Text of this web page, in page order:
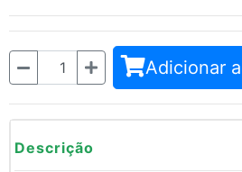
Quantidade Adicionar
Descrição